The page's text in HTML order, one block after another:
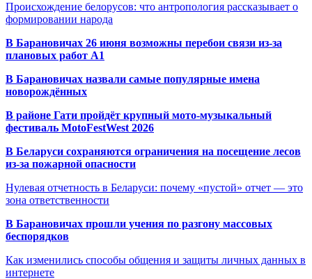
Происхождение белорусов: что антропология рассказывает о
формировании народа
В Барановичах 26 июня возможны перебои связи из-за
плановых работ A1
В Барановичах назвали самые популярные имена
новорождённых
В районе Гати пройдёт крупный мото-музыкальный
фестиваль MotoFestWest 2026
В Беларуси сохраняются ограничения на посещение лесов
из-за пожарной опасности
Нулевая отчетность в Беларуси: почему «пустой» отчет — это
зона ответственности
В Барановичах прошли учения по разгону массовых
беспорядков
Как изменились способы общения и защиты личных данных в
интернете